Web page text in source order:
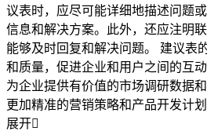
议表时，应尽可能详细地描述问题
信息和解决方案。此外，还应注明
能够及时回复和解决问题。 建议表的使用可以提高沟通效率
和质量，促进企业和用户之间的互
为企业提供有价值的市场调研数据
更加精准的营销策略和产品开发计划
展开